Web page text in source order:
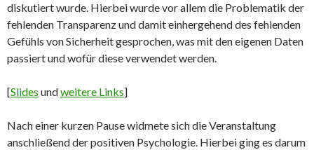
diskutiert wurde. Hierbei wurde vor allem die Problematik der
fehlenden Transparenz und damit einhergehend des fehlenden
Gefühls von Sicherheit gesprochen, was mit den eigenen Daten
passiert und wofür diese verwendet werden.
[Slides undweitere Links]
Nach einer kurzen Pause widmete sich die Veranstaltung
anschließend der positiven Psychologie. Hierbei ging es darum